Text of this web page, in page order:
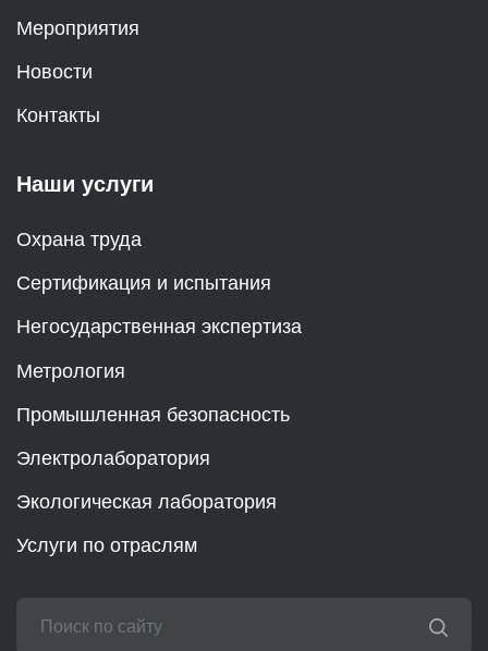
Мероприятия
Новости
Контакты
Наши услуги
Охрана труда
Сертификация и испытания
Негосударственная экспертиза
Метрология
Промышленная безопасность
Электролаборатория
Экологическая лаборатория
Услуги по отраслям